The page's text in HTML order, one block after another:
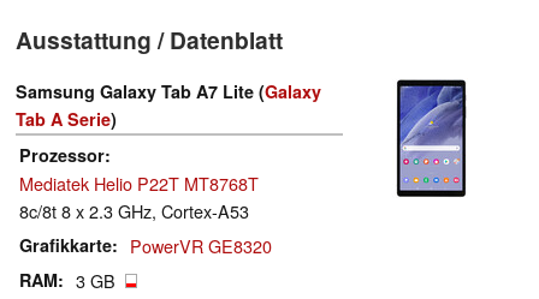
Ausstattung / Datenblatt
Samsung Galaxy Tab A7 Lite (Galaxy
Tab A Serie)
Prozessor
Mediatek Helio P22T MT8768T
8c/8t 8 x 2.3 GHz, Cortex-A53
Grafikkarte PowerVR GE8320
RAM 3 GB